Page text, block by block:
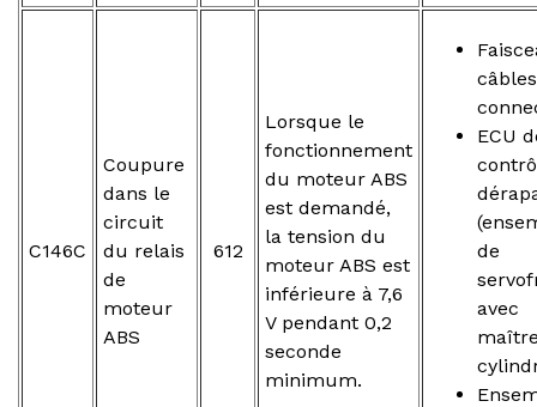
C146C
Coupure
dans le
circuit
du relais
de
moteur
ABS
612
Lorsque le
fonctionnement
du moteur ABS
est demandé,
la tension du
moteur ABS est
inférieure à 7,6
V pendant 0,2
seconde
minimum.
ECU
de
avec